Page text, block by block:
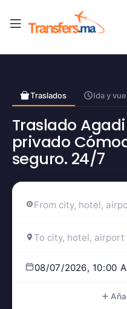
Traslados Ida y
Traslado
privado
seguro. 24/7